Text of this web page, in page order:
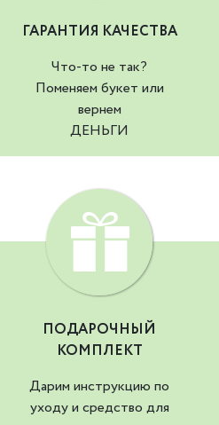
ГАРАНТИЯ КАЧЕСТВА
Что-то не так?
Поменяем букет или
вернем
ДЕНЬГИ
ПОДАРОЧНЫЙ
КОМПЛЕКТ
Дарим инструкцию по
уходу и средство для